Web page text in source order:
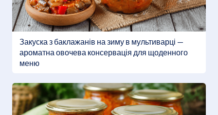
Закуска з баклажанів на зиму в мультиварці —
ароматна овочева консервація для щоденного
меню